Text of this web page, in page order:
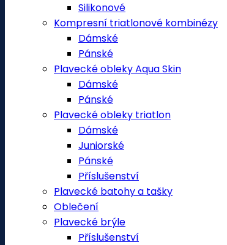
Silikonové
Kompresní triatlonové kombinézy
Dámské
Pánské
Plavecké obleky Aqua Skin
Dámské
Pánské
Plavecké obleky triatlon
Dámské
Juniorské
Pánské
Příslušenství
Plavecké batohy a tašky
Oblečení
Plavecké brýle
Příslušenství